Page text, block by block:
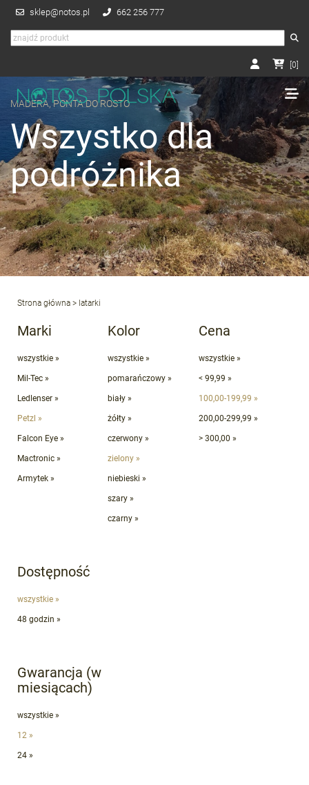
sklep@notos.pl 662 256 777
0
MADERA, PONTA DO ROSTO
Wszystko dla
podróżnika
Strona główna > latarki
Marki
wszystkie »
Mil-Tec »
Ledlenser »
Petzl »
Falcon Eye »
Mactronic »
Armytek »
Kolor
wszystkie »
pomarańczowy »
biały »
żółty »
czerwony »
zielony »
niebieski »
szary »
czarny »
Cena
wszystkie »
< 99,99 »
100,00-199,99 »
200,00-299,99 »
> 300,00 »
Dostępność
wszystkie »
48 godzin »
Gwarancja (w
miesiącach)
wszystkie »
12 »
24 »